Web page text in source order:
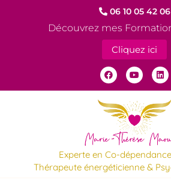
06 10 05 42 06
Découvrez mes
Cliquez ici
Experte en Co-
Thérapeute énergéticienne &